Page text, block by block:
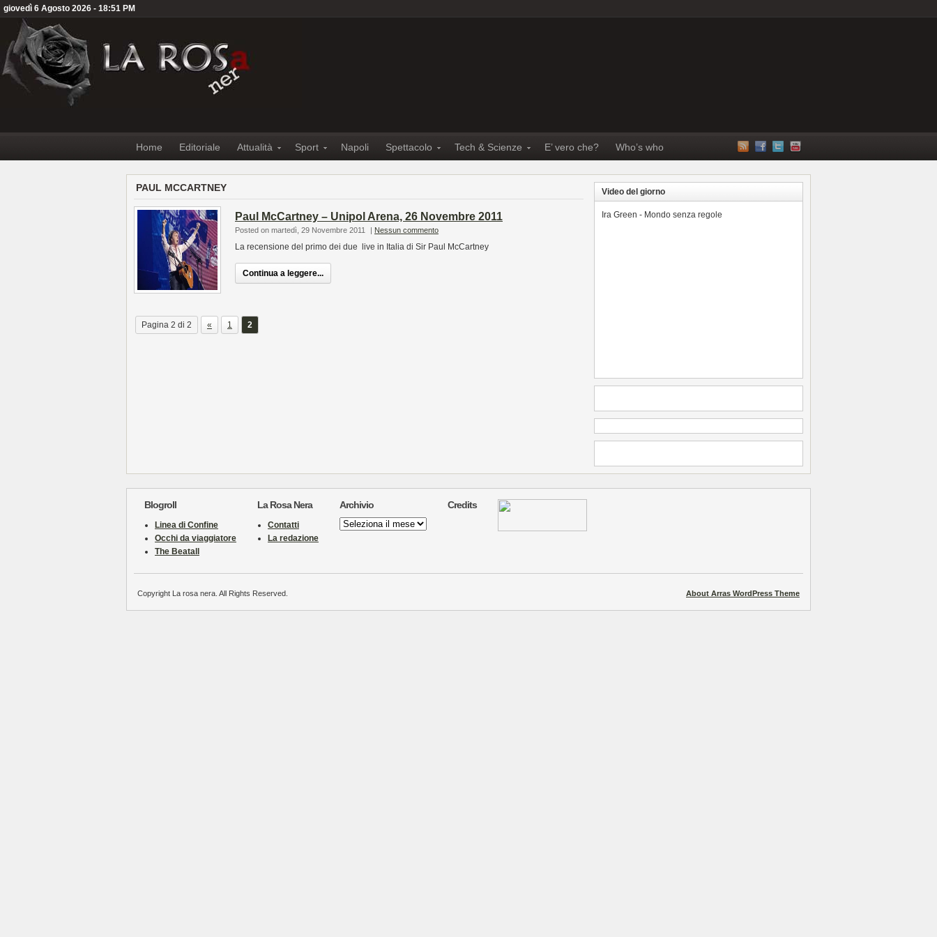
giovedì 6 Agosto 2026 - 18:51 PM
Home Editoriale Attualità Sport Napoli Spettacolo Tech & Scienze E’ vero che? Who’s who
PAUL MCCARTNEY
Paul McCartney – Unipol Arena, 26 Novembre 2011
Posted on martedì, 29 Novembre 2011 | Nessun commento
La recensione del primo dei due live in Italia di Sir Paul McCartney
Continua a leggere...
Pagina 2 di 2 « 1 2
Video del giorno
Ira Green - Mondo senza regole
Blogroll
Linea di Confine
Occhi da viaggiatore
The Beatall
La Rosa Nera
Contatti
La redazione
Archivio
Archivio
Credits
About Arras WordPress Theme
Copyright La rosa nera. All Rights Reserved.